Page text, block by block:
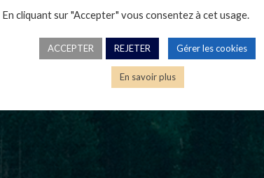
Nicolas Catelan, 05/05/2023
En cliquant sur "Accepter" vous consentez à cet usage.
ACCEPTER REJETER Gérer les cookies
En savoir plus